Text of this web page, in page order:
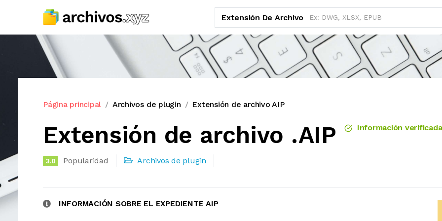
Extensión De Archivo
Página principal Archivos de plugin Extensión de archivo AIP
Extensión de archivo .AIP Información verificada
3.0 Popularidad Archivos de plugin
INFORMACIÓN SOBRE EL EXPEDIENTE AIP